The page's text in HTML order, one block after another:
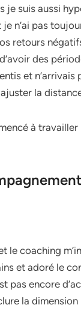
je suis aussi
n’ai pas
retours
des
et
la
à
le coaching
et adoré le
pas encore
la dimension